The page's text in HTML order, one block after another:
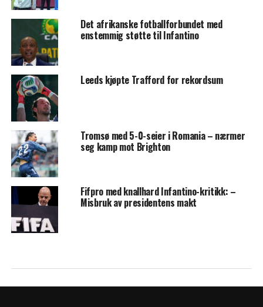
Det afrikanske fotballforbundet med
enstemmig støtte til Infantino
Leeds kjøpte Trafford for rekordsum
Tromsø med 5-0-seier i Romania – nærmer
seg kamp mot Brighton
Fifpro med knallhard Infantino-kritikk: –
Misbruk av presidentens makt